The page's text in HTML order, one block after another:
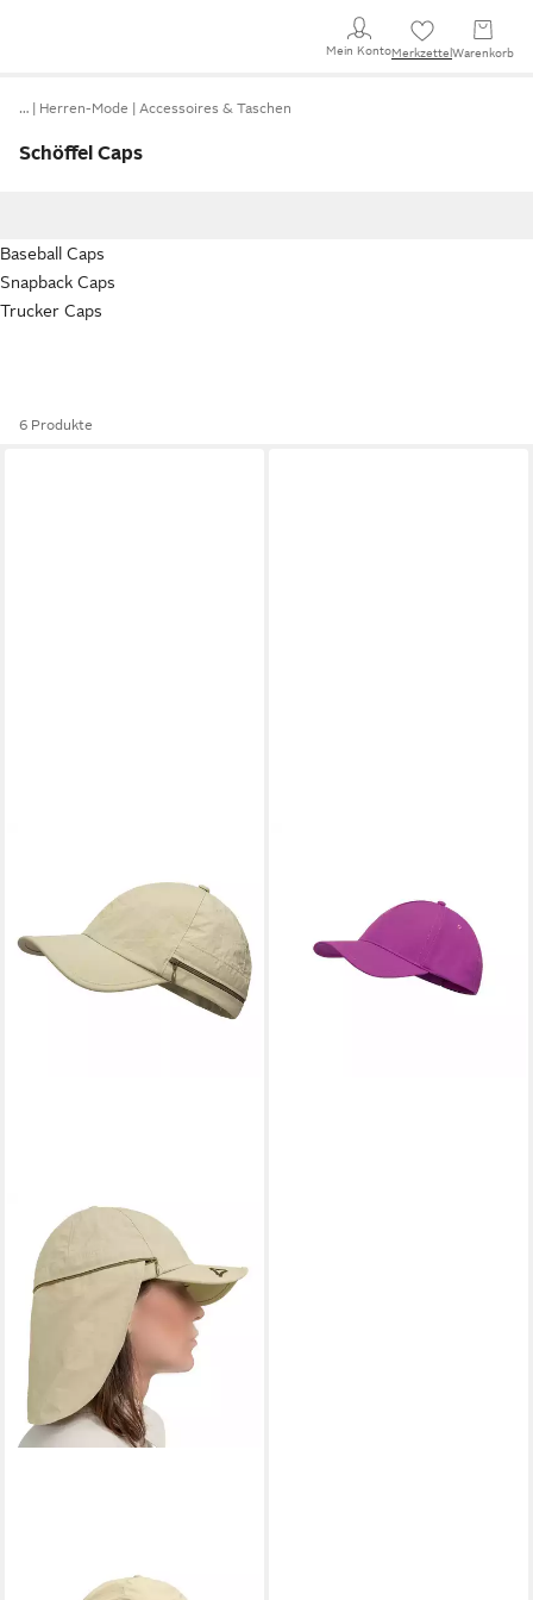
Mein KontoMerkzettel Warenkorb
… Herren-Mode Accessoires & Taschen
Schöffel Caps
Baseball Caps
Snapback Caps
Trucker Caps
6 Produkte
SCHÖFFEL
in 2-3 Werktagen bei dir